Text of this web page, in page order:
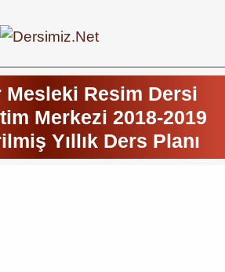
Mesleki Resim Dersi
Merkezi 2018-2019
Yıllık Ders Planı